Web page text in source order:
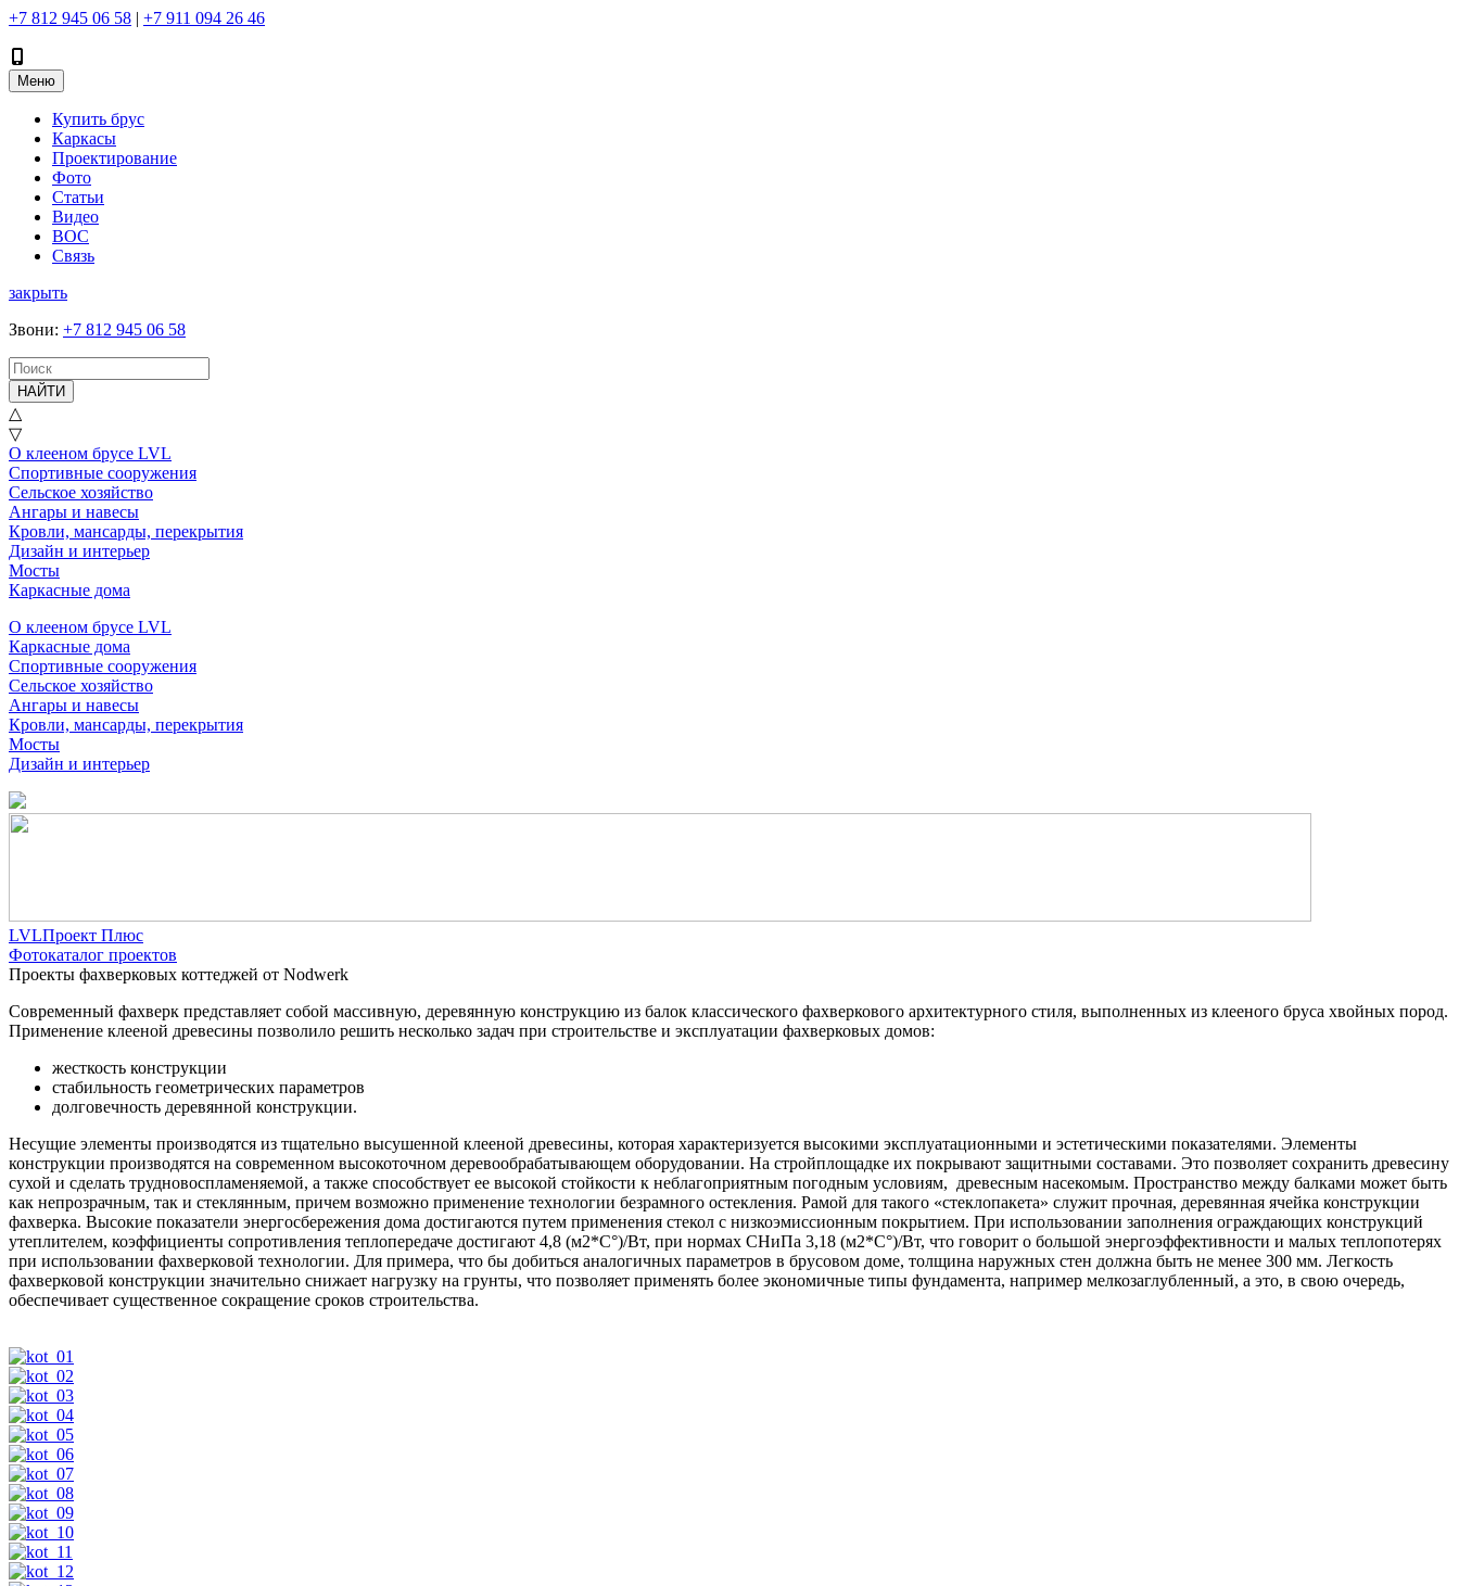
+7 812 945 06 58 | +7 911 094 26 46
Меню
Купить брус
Каркасы
Проектирование
Фото
Статьи
Видео
ВОС
Связь
закрыть
Звони: +7 812 945 06 58
НАЙТИ
△
▽
О клееном брусе LVL
Спортивные сооружения
Сельское хозяйство
Ангары и навесы
Кровли, мансарды, перекрытия
Дизайн и интерьер
Мосты
Каркасные дома
О клееном брусе LVL
Каркасные дома
Спортивные сооружения
Сельское хозяйство
Ангары и навесы
Кровли, мансарды, перекрытия
Мосты
Дизайн и интерьер
LVLПроект Плюс
Фотокаталог проектов
Проекты фахверковых коттеджей от Nodwerk
Современный фахверк представляет собой массивную, деревянную конструкцию из балок классического фахверкового архитектурного стиля, выполненных из клееного бруса хвойных пород.
Применение клееной древесины позволило решить несколько задач при строительстве и эксплуатации фахверковых домов:
жесткость конструкции
стабильность геометрических параметров
долговечность деревянной конструкции.
Несущие элементы производятся из тщательно высушенной клееной древесины, которая характеризуется высокими эксплуатационными и эстетическими показателями. Элементы
конструкции производятся на современном высокоточном деревообрабатывающем оборудовании. На стройплощадке их покрывают защитными составами. Это позволяет сохранить древесину
сухой и сделать трудновоспламеняемой, а также способствует ее высокой стойкости к неблагоприятным погодным условиям, древесным насекомым. Пространство между балками может быть
как непрозрачным, так и стеклянным, причем возможно применение технологии безрамного остекления. Рамой для такого «стеклопакета» служит прочная, деревянная ячейка конструкции
фахверка. Высокие показатели энергосбережения дома достигаются путем применения стекол с низкоэмиссионным покрытием. При использовании заполнения ограждающих конструкций
утеплителем, коэффициенты сопротивления теплопередаче достигают 4,8 (м2*С°)/Вт, при нормах СНиПа 3,18 (м2*С°)/Вт, что говорит о большой энергоэффективности и малых теплопотерях
при использовании фахверковой технологии. Для примера, что бы добиться аналогичных параметров в брусовом доме, толщина наружных стен должна быть не менее 300 мм. Легкость
фахверковой конструкции значительно снижает нагрузку на грунты, что позволяет применять более экономичные типы фундамента, например мелкозаглубленный, а это, в свою очередь,
обеспечивает существенное сокращение сроков строительства.